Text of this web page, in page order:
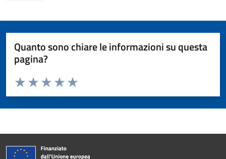
Quanto sono chiare le informazioni su questa
pagina?
Valuta da 1 a 5 stelle la pagina
Valuta 5 stelle su 5
Valuta 4 stelle su 5
Valuta 3 stelle su 5
Valuta 2 stelle su 5
Valuta 1 stelle su 5